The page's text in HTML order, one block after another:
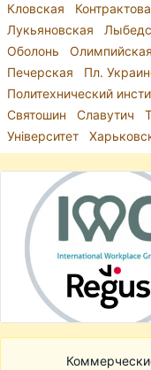
Кловская
Лукьяновская
Оболонь
Олимпийская
Печерская
Пл.
Политехнический
Святошин
Славутич
Університет